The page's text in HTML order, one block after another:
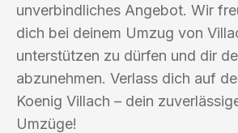
unverbindliches Angebot. Wir
dich bei deinem Umzug von
unterstützen zu dürfen und dir
abzunehmen. Verlass dich auf
Koenig Villach – dein
Umzüge!